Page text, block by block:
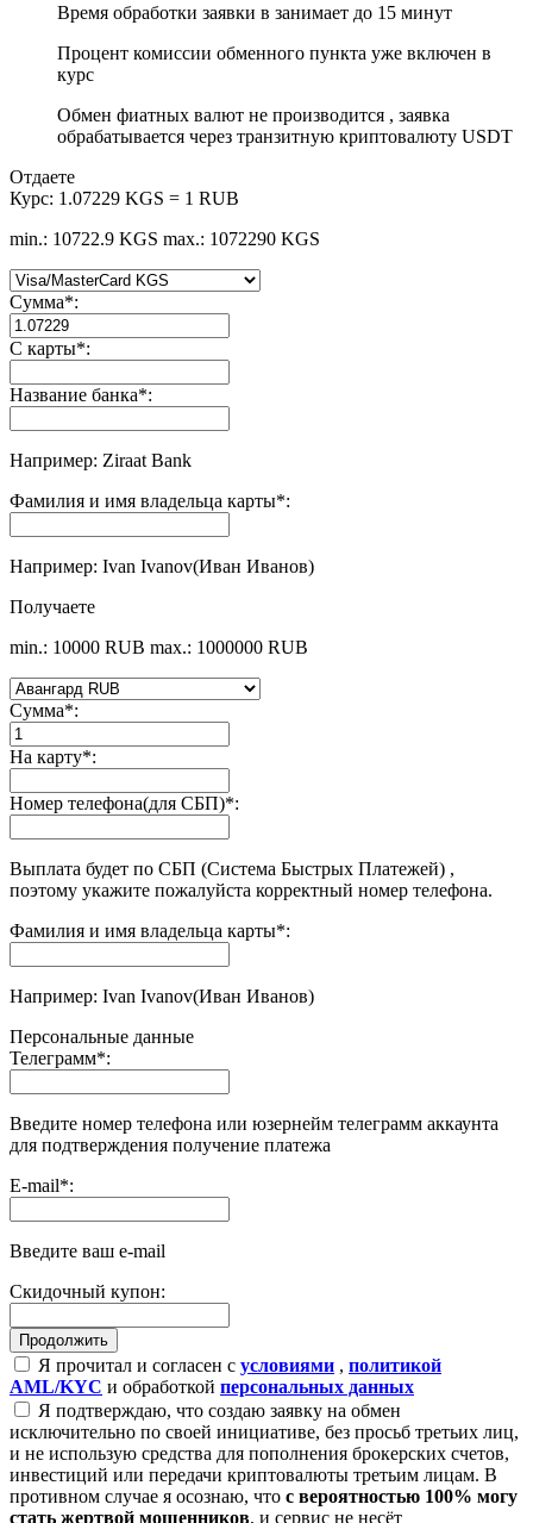
Время обработки заявки в занимает до 15 минут
Процент комиссии обменного пункта уже включен в
курс
Обмен фиатных валют не производится , заявка
обрабатывается через транзитную криптовалюту USDT
Отдаете
Курс: 1.07229 KGS = 1 RUB
min.: 10722.9 KGS max.: 1072290 KGS
Сумма*:
С карты*:
Название банка*:
Например: Ziraat Bank
Фамилия и имя владельца карты*:
Например: Ivan Ivanov(Иван Иванов)
Получаете
min.: 10000 RUB max.: 1000000 RUB
Сумма*:
На карту*:
Номер телефона(для СБП)*:
Выплата будет по СБП (Система Быстрых Платежей) ,
поэтому укажите пожалуйста корректный номер телефона.
Фамилия и имя владельца карты*:
Например: Ivan Ivanov(Иван Иванов)
Персональные данные
Телеграмм*:
Введите номер телефона или юзернейм телеграмм аккаунта
для подтверждения получение платежа
E-mail*:
Введите ваш e-mail
Скидочный купон:
Я прочитал и согласен с условиями , политикой
AML/KYC и обработкой персональных данных
Я подтверждаю, что создаю заявку на обмен
исключительно по своей инициативе, без просьб третьих лиц,
и не использую средства для пополнения брокерских счетов,
инвестиций или передачи криптовалюты третьим лицам. В
противном случае я осознаю, что с вероятностью 100% могу
стать жертвой мошенников, и сервис не несёт